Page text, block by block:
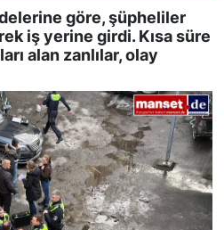
göre, şüpheliler
iş yerine girdi. Kısa süre
alan zanlılar, olay